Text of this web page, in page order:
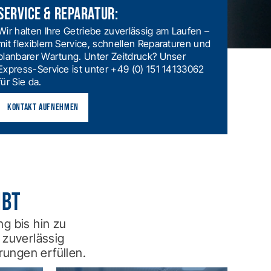
& REPARATUR:
halten Ihre Getriebe zuverlässig am Laufen –
flexiblem Service, schnellen Reparaturen und
Wartung. Unter Zeitdruck? Unser
Service ist unter +49 (0) 151 14133062
Sie da.
KONTAKT AUFNEHMEN
bis hin zu
erfüllen.